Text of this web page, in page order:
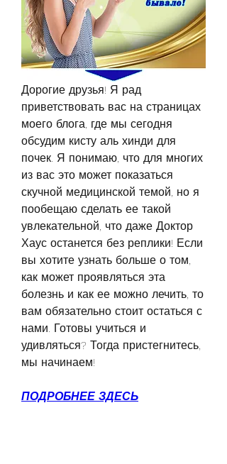
Дорогие друзья! Я рад
приветствовать вас на страницах
моего блога, где мы сегодня
обсудим кисту аль хинди для
почек. Я понимаю, что для многих
из вас это может показаться
скучной медицинской темой, но я
пообещаю сделать ее такой
увлекательной, что даже Доктор
Хаус останется без реплики! Если
вы хотите узнать больше о том,
как может проявляться эта
болезнь и как ее можно лечить, то
вам обязательно стоит остаться с
нами. Готовы учиться и
удивляться? Тогда пристегнитесь,
мы начинаем!
ПОДРОБНЕЕ ЗДЕСЬ